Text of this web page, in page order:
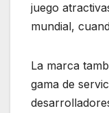
juego
mundial,
La marca
gama de